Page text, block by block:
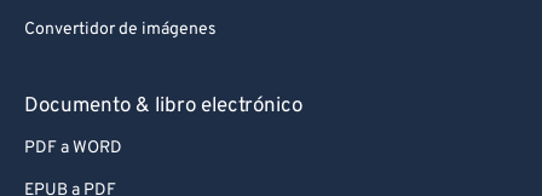
Convertidor de imágenes
Documento & libro electrónico
PDF a WORD
EPUB a PDF